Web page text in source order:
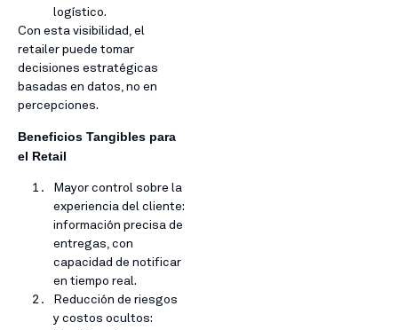
logístico.
Con esta visibilidad, el
retailer puede tomar
decisiones estratégicas
basadas en datos, no en
percepciones.
Beneficios Tangibles para
el Retail
Mayor control sobre la
experiencia del cliente:
información precisa de
entregas, con
capacidad de notificar
en tiempo real.
Reducción de riesgos
y costos ocultos: